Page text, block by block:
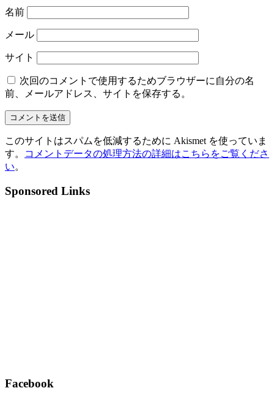
名前
メール
サイト
次回のコメントで使用するためブラウザーに自分の名
前、メールアドレス、サイトを保存する。
このサイトはスパムを低減するために Akismet を使っていま
す。
コメントデータの処理方法の詳細はこちらをご覧くださ
い。
Sponsored Links
Facebook